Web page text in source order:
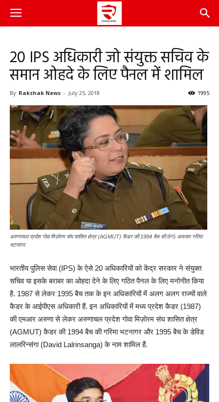
20 IPS अधिकारी जो संयुक्त सचिव के
समान ओहदे के लिए पैनल में शामिल
By Rakshak News - July 25, 2018 1995
अरुणाचल प्रदेश गोवा मिज़ोरम संघ शासित क्षेत्र (AGMUT) कैडर की 1994 बैच की IPS अफसर गरिमा
भटनागर.
भारतीय पुलिस सेवा (IPS) के ऐसे 20 अधिकारियों को केंद्र सरकार ने संयुक्त
सचिव या इसके बराबर का ओहदा देने के लिए गठित पैनल के लिए मनोनीत किया
है. 1987 से लेकर 1995 बैच तक के इन अधिकारियों में अलग अलग राज्यों वाले
कैडर के आईपीएस अधिकारी हैं. इन अधिकारियों में मध्य प्रदेश कैडर (1987)
की एमआर अरुणा से लेकर अरुणाचल प्रदेश गोवा मिज़ोरम संघ शासित क्षेत्र
(AGMUT) कैडर की 1994 बैच की गरिमा भटनागर और 1995 बैच के डेविड
लालरिन्संगा (David Lalrinsanga) के नाम शामिल हैं.